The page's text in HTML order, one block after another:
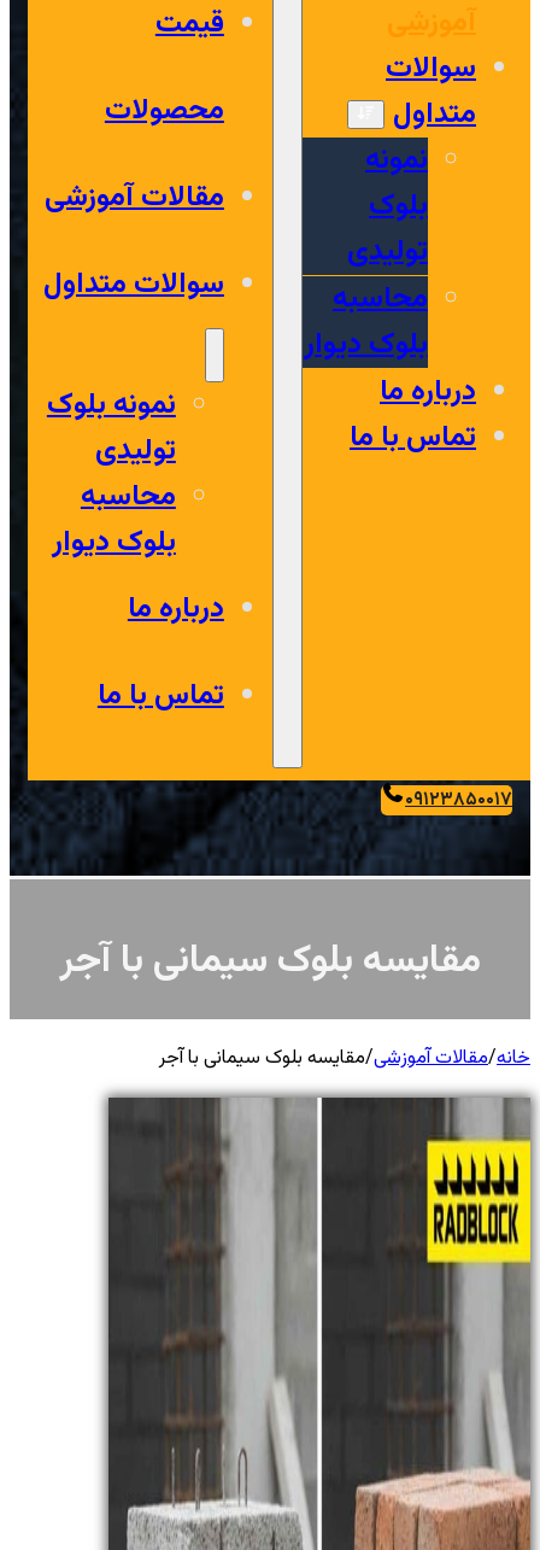
سوالات
متداول
نمونه
بلوک
تولیدی
محاسبه
بلوک دیوار
درباره ما
تماس با ما
قیمت
محصولات
مقالات آموزشی
سوالات متداول
نمونه بلوک
تولیدی
محاسبه
بلوک دیوار
درباره ما
تماس با ما
۰۹۱۲۳۸۵۰۰۱۷
مقایسه بلوک سیمانی با آجر
خانه/مقالات آموزشی/مقایسه بلوک سیمانی با آجر